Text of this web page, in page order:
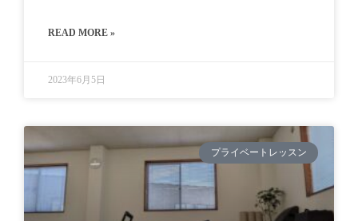
READ MORE »
2023年6月5日
プライベートレッスン